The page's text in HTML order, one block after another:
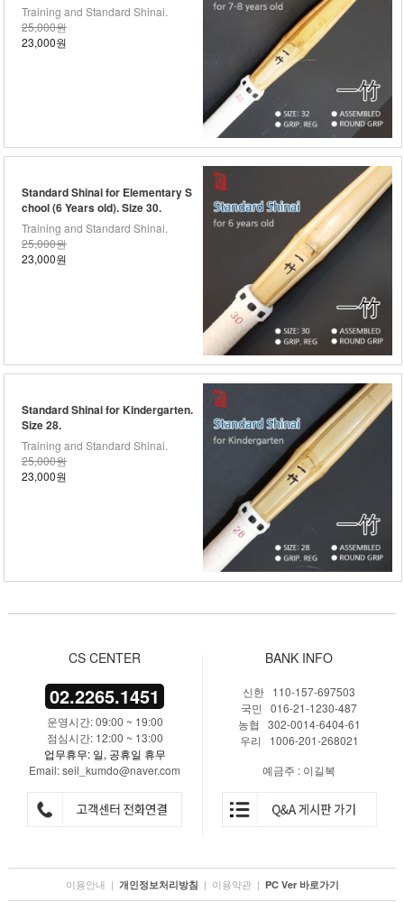
Training and Standard Shinai.
25,000원
23,000원
Standard Shinai for Elementary S
chool (6 Years old). Size 30.
Training and Standard Shinai.
25,000원
23,000원
Standard Shinai for Kindergarten.
Size 28.
Training and Standard Shinai.
25,000원
23,000원
CS CENTER
02.2265.1451
운영시간: 09:00 ~ 19:00
점심시간: 12:00 ~ 13:00
업무휴무: 일, 공휴일 휴무
Email: seil_kumdo@naver.com
BANK INFO
신한 110-157-697503
국민 016-21-1230-487
농협 302-0014-6404-61
우리 1006-201-268021
예금주 : 이길복
이용안내 | 개인정보처리방침 | 이용약관 | PC Ver 바로가기